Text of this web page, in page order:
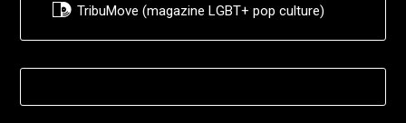
TribuMove (magazine LGBT+ pop culture)